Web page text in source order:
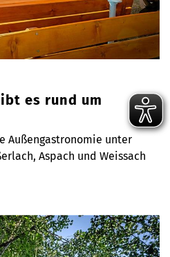
es rund um
Außengastronomie unter
Aspach und Weissach